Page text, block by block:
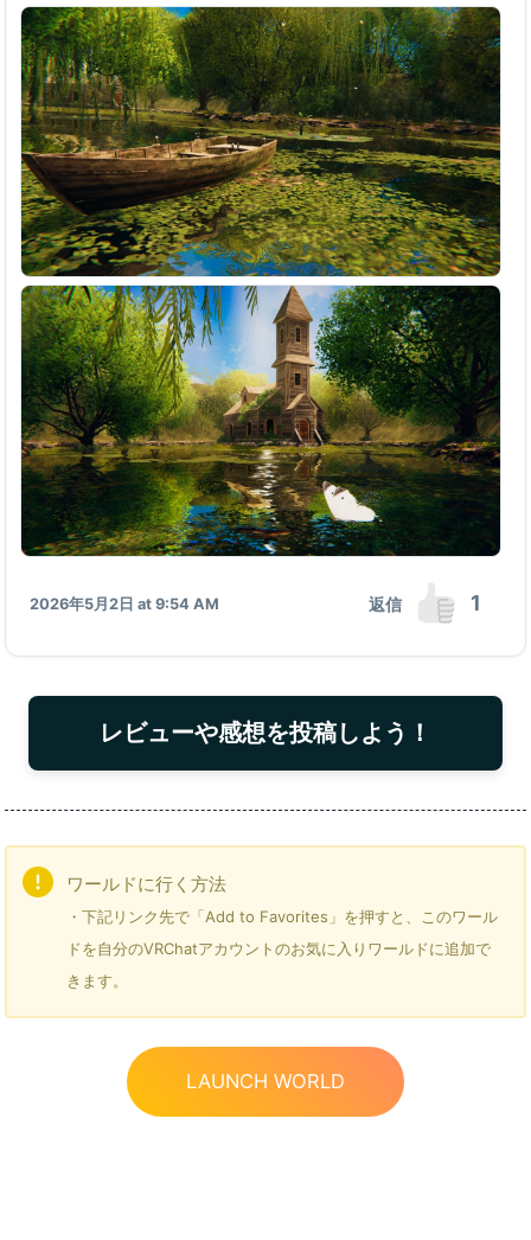
2026年5月2日 at 9:54 AM 返信 1
レビューや感想を投稿しよう！
ワールドに行く方法
・下記リンク先で「Add to Favorites」を押すと、このワール
ドを自分のVRChatアカウントのお気に入りワールドに追加で
きます。
LAUNCH WORLD